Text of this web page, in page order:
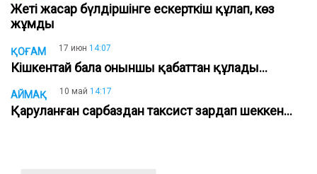
Жеті жасар бүлдіршінге ескерткіш құлап, көз
жұмды
ҚОҒАМ 17 июн 14:07
Кішкентай бала оныншы қабаттан құлады...
АЙМАҚ 10 май 14:17
Қаруланған сарбаздан таксист зардап шеккен...